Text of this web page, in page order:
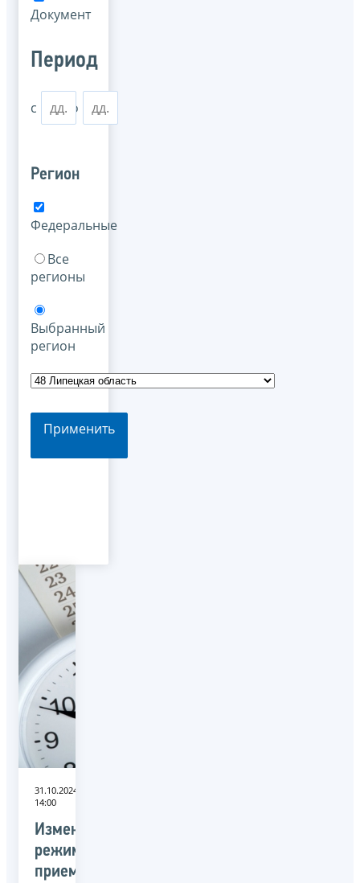
Документ
Период
с по
Регион
Федеральные
Все
регионы
Выбранный
регион
Применить
31.10.2024
14:00
Изменился
режим
приема